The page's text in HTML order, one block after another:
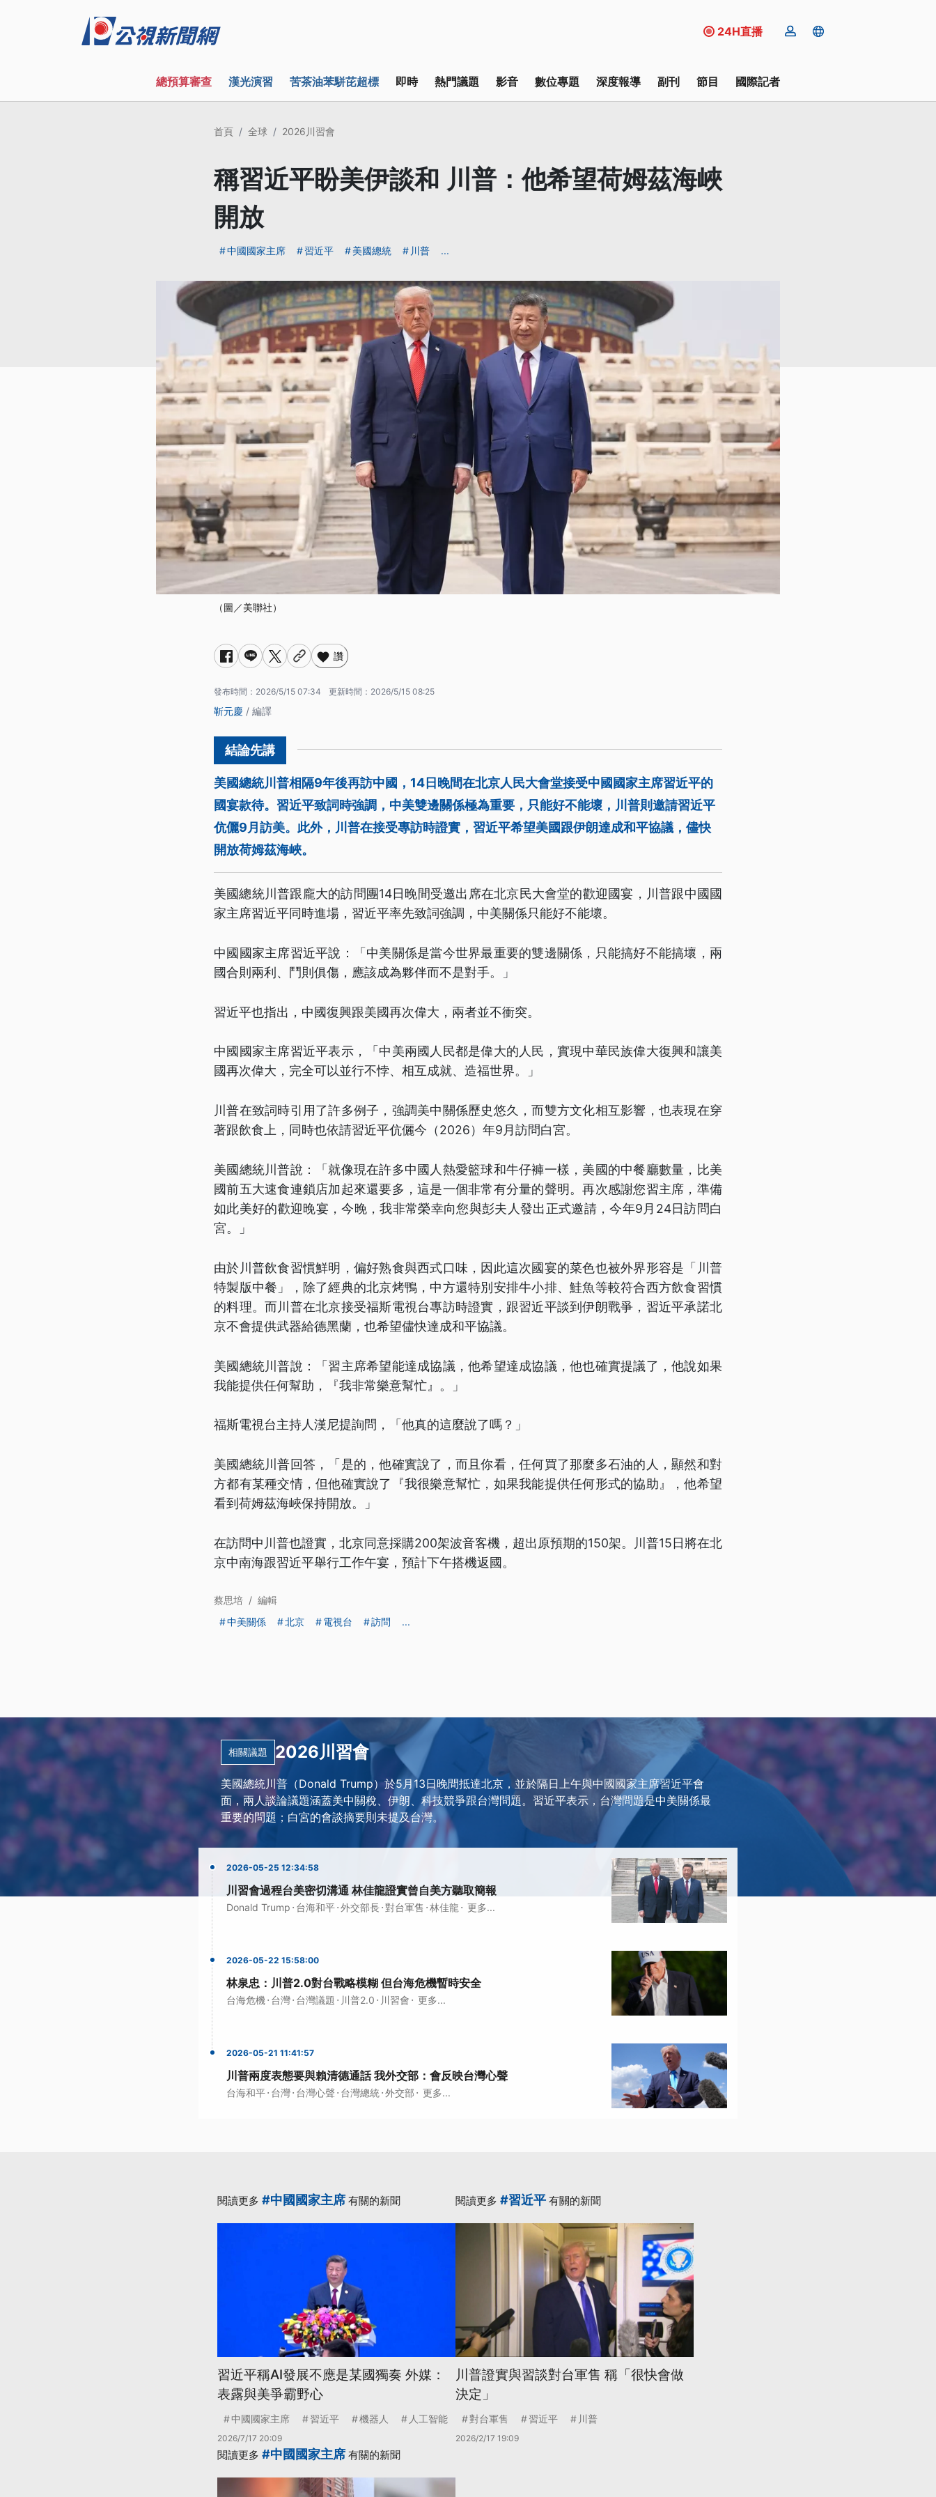
24H直播
總預算審查 漢光演習 苦茶油苯駢芘超標 即時 熱門議題 影音 數位專題 深度報導 副刊 節目 國際記者
首頁 全球 2026川習會
稱習近平盼美伊談和 川普：他希望荷姆茲海峽
開放
中國國家主席 習近平 美國總統 川普 ...
（圖／美聯社）
讚
發布時間： 2026/5/15 07:34 更新時間： 2026/5/15 08:25
靳元慶 / 編譯
美國總統川普相隔9年後再訪中國，14日晚間在北京人民大會堂接受中國國家主席習近平的
國宴款待。習近平致詞時強調，中美雙邊關係極為重要，只能好不能壞，川普則邀請習近平
伉儷9月訪美。此外，川普在接受專訪時證實，習近平希望美國跟伊朗達成和平協議，儘快
開放荷姆茲海峽。
美國總統川普跟龐大的訪問團14日晚間受邀出席在北京民大會堂的歡迎國宴，川普跟中國國
家主席習近平同時進場，習近平率先致詞強調，中美關係只能好不能壞。
中國國家主席習近平說：「中美關係是當今世界最重要的雙邊關係，只能搞好不能搞壞，兩
國合則兩利、鬥則俱傷，應該成為夥伴而不是對手。」
習近平也指出，中國復興跟美國再次偉大，兩者並不衝突。
中國國家主席習近平表示，「中美兩國人民都是偉大的人民，實現中華民族偉大復興和讓美
國再次偉大，完全可以並行不悖、相互成就、造福世界。」
川普在致詞時引用了許多例子，強調美中關係歷史悠久，而雙方文化相互影響，也表現在穿
著跟飲食上，同時也依請習近平伉儷今（2026）年9月訪問白宮。
美國總統川普說：「就像現在許多中國人熱愛籃球和牛仔褲一樣，美國的中餐廳數量，比美
國前五大速食連鎖店加起來還要多，這是一個非常有分量的聲明。再次感謝您習主席，準備
如此美好的歡迎晚宴，今晚，我非常榮幸向您與彭夫人發出正式邀請，今年9月24日訪問白
宮。」
由於川普飲食習慣鮮明，偏好熟食與西式口味，因此這次國宴的菜色也被外界形容是「川普
特製版中餐」，除了經典的北京烤鴨，中方還特別安排牛小排、鮭魚等較符合西方飲食習慣
的料理。而川普在北京接受福斯電視台專訪時證實，跟習近平談到伊朗戰爭，習近平承諾北
京不會提供武器給德黑蘭，也希望儘快達成和平協議。
美國總統川普說：「習主席希望能達成協議，他希望達成協議，他也確實提議了，他說如果
我能提供任何幫助，『我非常樂意幫忙』。」
福斯電視台主持人漢尼提詢問，「他真的這麼說了嗎？」
美國總統川普回答，「是的，他確實說了，而且你看，任何買了那麼多石油的人，顯然和對
方都有某種交情，但他確實說了『我很樂意幫忙，如果我能提供任何形式的協助』，他希望
看到荷姆茲海峽保持開放。」
在訪問中川普也證實，北京同意採購200架波音客機，超出原預期的150架。川普15日將在北
京中南海跟習近平舉行工作午宴，預計下午搭機返國。
蔡思培 / 編輯
中美關係
北京 電視台 訪問 ...
相關議題 2026川習會
美國總統川普（Donald Trump）於5月13日晚間抵達北京，並於隔日上午與中國國家主席習近平會
面，兩人談論議題涵蓋美中關稅、伊朗、科技競爭跟台灣問題。習近平表示，台灣問題是中美關係最
重要的問題；白宮的會談摘要則未提及台灣。
2026-05-25 12:34:58
川習會過程台美密切溝通 林佳龍證實曾自美方聽取簡報
Donald Trump · 台海和平·外交部長·對台軍售 ·林佳龍 · 更多...
2026-05-22 15:58:00
林泉忠：川普2.0對台戰略模糊 但台海危機暫時安全
台海危機 · 台灣· 台灣議題 · 川普2.0 · 川習會 · 更多...
2026-05-21 11:41:57
川普兩度表態要與賴清德通話 我外交部：會反映台灣心聲
台海和平· 台灣· 台灣心聲· 台灣總統·外交部 · 更多...
閱讀更多 #中國國家主席 有關的新聞
習近平稱AI發展不應是某國獨奏 外媒：
表露與美爭霸野心
中國國家主席 習近平 機器人 人工智能
2026/7/17 20:09
閱讀更多 #習近平 有關的新聞
川普證實與習談對台軍售 稱「很快會做
決定」
對台軍售 習近平 川普
2026/2/17 19:09
閱讀更多 #中國國家主席 有關的新聞